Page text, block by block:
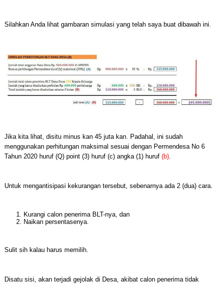
Silahkan Anda lihat gambaran simulasi yang telah saya buat dibawah ini.
Jika kita lihat, disitu minus kan 45 juta kan. Padahal, ini sudah
menggunakan perhitungan maksimal sesuai dengan Permendesa No 6
Tahun 2020 huruf (Q) point (3) huruf (c) angka (1) huruf (b).
Untuk mengantisipasi kekurangan tersebut, sebenarnya ada 2 (dua) cara.
Kurangi calon penerima BLT-nya, dan
Naikan persentasenya.
Sulit sih kalau harus memilih.
Disatu sisi, akan terjadi gejolak di Desa, akibat calon penerima tidak